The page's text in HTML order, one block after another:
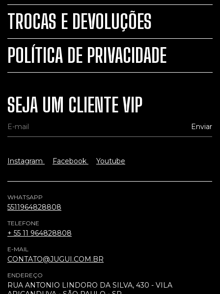
TROCAS E DEVOLUÇÕES
POLÍTICA DE PRIVACIDADE
SEJA UM CLIENTE VIP
Instagram Facebook Youtube
WHATSAPP
5511964828808
TELEFONE
+ 55 11 964828808
E-MAIL
CONTATO@JUGUI.COM.BR
ENDEREÇO
RUA ANTONIO LINDORO DA SILVA, 430 - VILA